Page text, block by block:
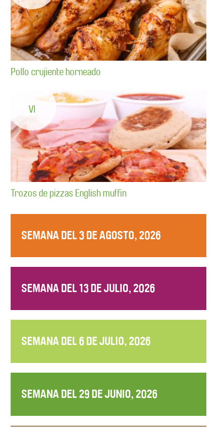
Pollo crujiente horneado
VI
Trozos de pizzas English muffin
SEMANA DEL 3 DE AGOSTO, 2026
SEMANA DEL 13 DE JULIO, 2026
SEMANA DEL 6 DE JULIO, 2026
SEMANA DEL 29 DE JUNIO, 2026